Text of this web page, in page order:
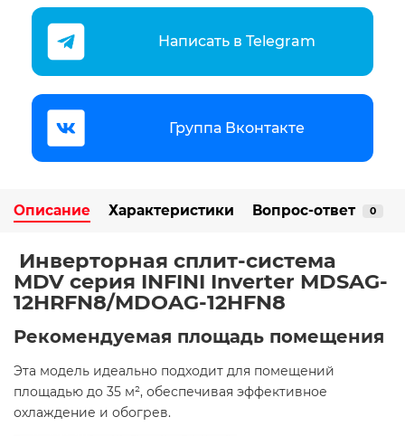
Написать в Telegram
Группа Вконтакте
Описание Характеристики Вопрос-ответ 0
️ Инверторная сплит-система
MDV серия INFINI Inverter MDSAG-
12HRFN8/MDOAG-12HFN8
Рекомендуемая площадь помещения
Эта модель идеально подходит для помещений
площадью до 35 м², обеспечивая эффективное
охлаждение и обогрев. ​